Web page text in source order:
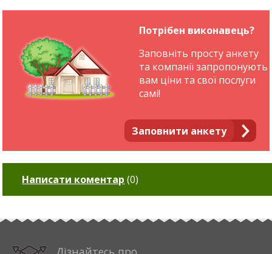
Потрібен виконавець?
Заповнити анкету
Заповніть просту анкету
та компанії запропонують
вам ціни та свої послуги
самі!
Написати коментар (0)